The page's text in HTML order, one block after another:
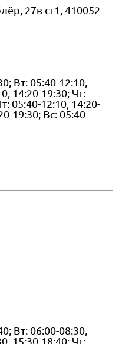
27в ст1, 410052
Вт: 05:40-12:10,
14:20-19:30; Чт:
05:40-12:10, 14:20-
19:30; Вс: 05:40-
Вт: 06:00-08:30,
15:30-18:40; Чт: